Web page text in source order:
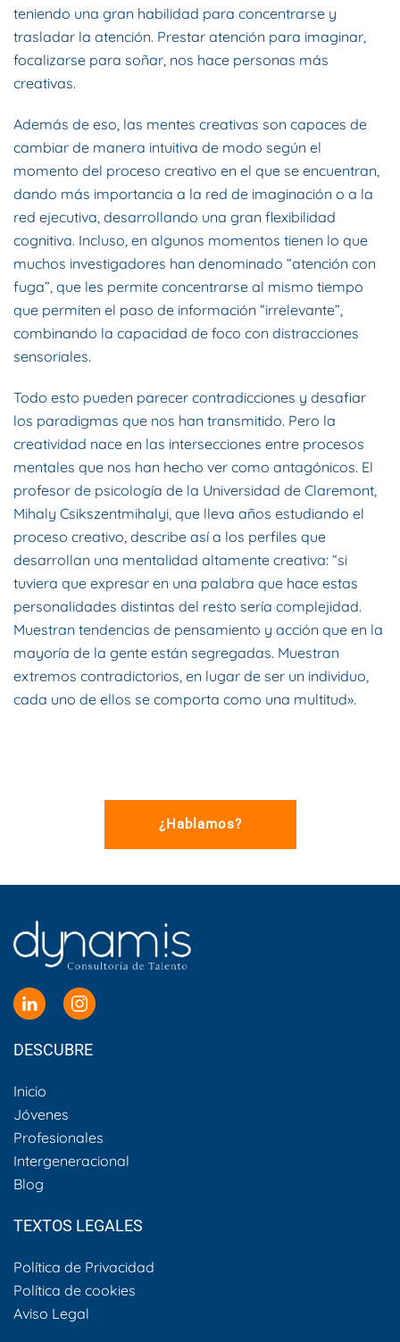
teniendo una gran habilidad para concentrarse y
trasladar la atención. Prestar atención para imaginar,
focalizarse para soñar, nos hace personas más
creativas.
Además de eso, las mentes creativas son capaces de
cambiar de manera intuitiva de modo según el
momento del proceso creativo en el que se encuentran,
dando más importancia a la red de imaginación o a la
red ejecutiva, desarrollando una gran flexibilidad
cognitiva. Incluso, en algunos momentos tienen lo que
muchos investigadores han denominado “atención con
fuga”, que les permite concentrarse al mismo tiempo
que permiten el paso de información “irrelevante”,
combinando la capacidad de foco con distracciones
sensoriales.
Todo esto pueden parecer contradicciones y desafiar
los paradigmas que nos han transmitido. Pero la
creatividad nace en las intersecciones entre procesos
mentales que nos han hecho ver como antagónicos. El
profesor de psicología de la Universidad de Claremont,
Mihaly Csikszentmihalyi, que lleva años estudiando el
proceso creativo, describe así a los perfiles que
desarrollan una mentalidad altamente creativa: “si
tuviera que expresar en una palabra que hace estas
personalidades distintas del resto sería complejidad.
Muestran tendencias de pensamiento y acción que en la
mayoría de la gente están segregadas. Muestran
extremos contradictorios, en lugar de ser un individuo,
cada uno de ellos se comporta como una multitud».
¿Hablamos?
DESCUBRE
Inicio
Jóvenes
Profesionales
Intergeneracional
Blog
TEXTOS LEGALES
Política de Privacidad
Política de cookies
Aviso Legal